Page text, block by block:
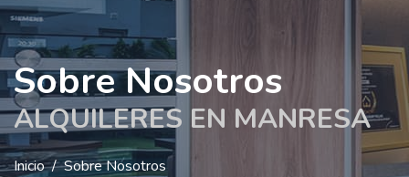
Sobre Nosotros
ALQUILERES EN MANRESA
Inicio Sobre Nosotros